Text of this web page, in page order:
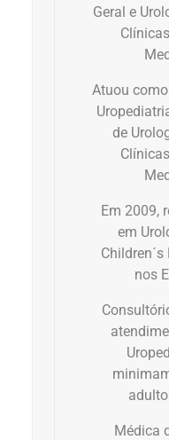
Coronavírus
Doença autoimune
Doenças infecciosas
Geral e
Atuou
de
Em 2009,
em
nos
Médica